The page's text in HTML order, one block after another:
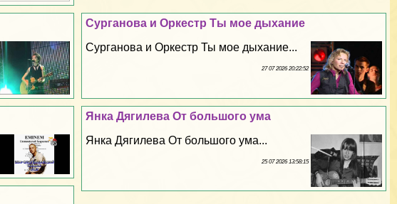
Сурганова и Оркестр Ты мое дыхание
Сурганова и Оркестр Ты мое дыхание...
27 07 2026 20:22:52
Янка Дягилева От большого ума
Янка Дягилева От большого ума...
25 07 2026 13:58:15